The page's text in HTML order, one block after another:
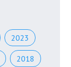
2023
2018